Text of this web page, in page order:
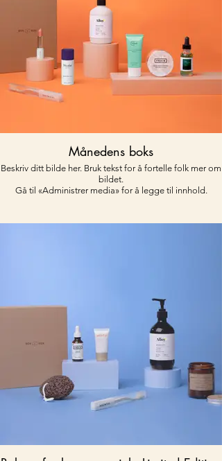
Månedens boks
Beskriv ditt bilde her. Bruk tekst for å fortelle folk mer om
bildet.
Gå til «Administrer media» for å legge til innhold.